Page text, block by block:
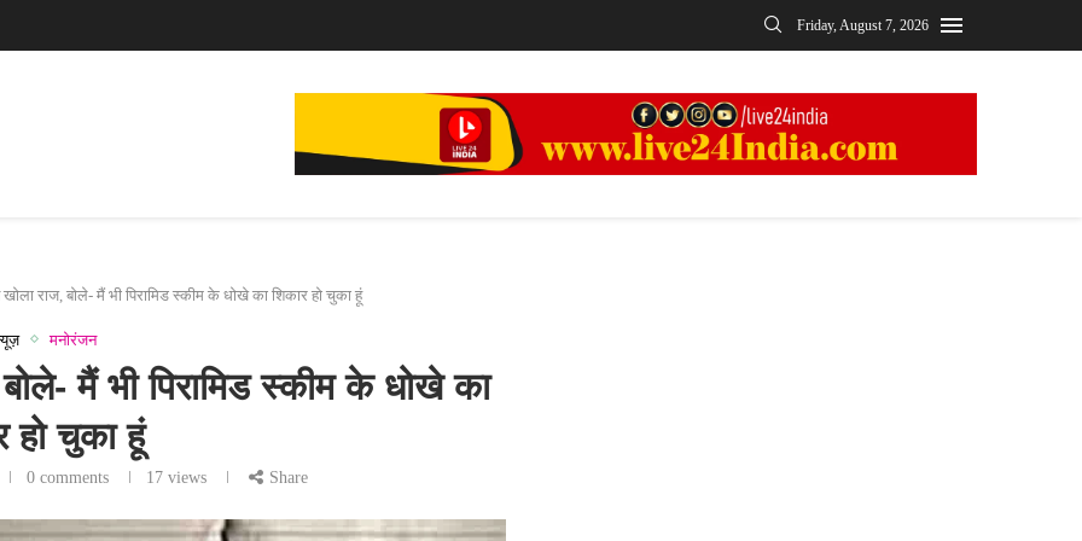
Friday, August 7, 2026
खोला राज, बोले- मैं भी पिरामिड स्कीम के धोखे का शिकार हो चुका हूं
मनोरंजन
मैं भी पिरामिड स्कीम के धोखे का
हो चुका हूं
0 comments 17 views Share